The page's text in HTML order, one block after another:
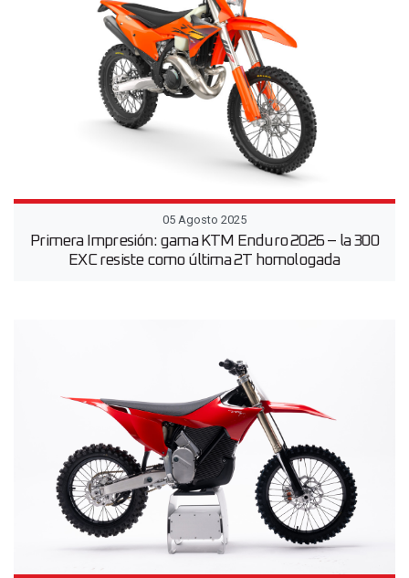
05 Agosto 2025
Primera Impresión: gama KTM Enduro 2026 – la 300
EXC resiste como última 2T homologada